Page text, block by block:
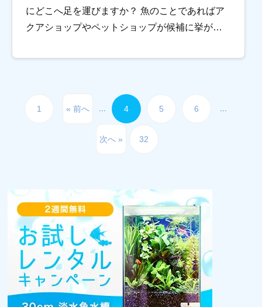
にどこへ足を運びますか？ 魚のことであればア
クアショップやペットショップが候補に挙がる
といった選択肢もあって、 品種 価格 健康状態
1 « 前へ ... 4 5 6 ...
次へ » 32